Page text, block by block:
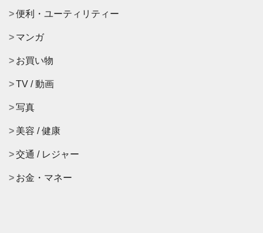
便利・ユーティリティー
マンガ
お買い物
TV / 動画
写真
美容 / 健康
交通 / レジャー
お金・マネー